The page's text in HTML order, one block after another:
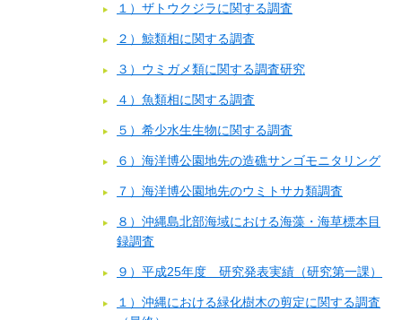
１）ザトウクジラに関する調査
２）鯨類相に関する調査
３）ウミガメ類に関する調査研究
４）魚類相に関する調査
５）希少水生生物に関する調査
６）海洋博公園地先の造礁サンゴモニタリング
７）海洋博公園地先のウミトサカ類調査
８）沖縄島北部海域における海藻・海草標本目
録調査
９）平成25年度 研究発表実績（研究第一課）
１）沖縄における緑化樹木の剪定に関する調査